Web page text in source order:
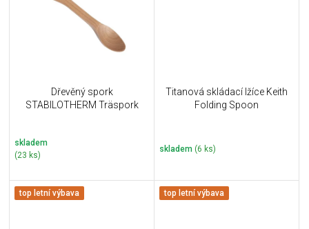
Dřevěný spork
STABILOTHERM Träspork
skladem
(23 ks)
Titanová skládací lžíce Keith
Folding Spoon
skladem (6 ks)
top letní výbava top letní výbava